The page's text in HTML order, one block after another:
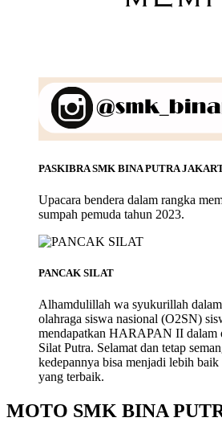
PASKIBRA SMK BINA PUTRA
Upacara bendera dalam rangka
sumpah pemuda tahun 2023.
PANCAK SILAT
Alhamdulillah wa syukurillah
olahraga siswa nasional (O2SN)
mendapatkan HARAPAN II dalam
Silat Putra. Selamat dan tetap
kedepannya bisa menjadi lebih
yang terbaik.
MOTO SMK BINA